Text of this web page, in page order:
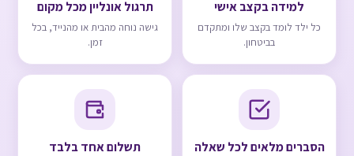
למידה בקצב אישי
כל ילד לומד בקצב שלו ומתקדם
בביטחון.
תרגול אונליין מכל מקום
גישה נוחה מהבית או מהנייד, בכל
זמן.
הסברים מלאים לכל שאלה תשלום אחד בלבד